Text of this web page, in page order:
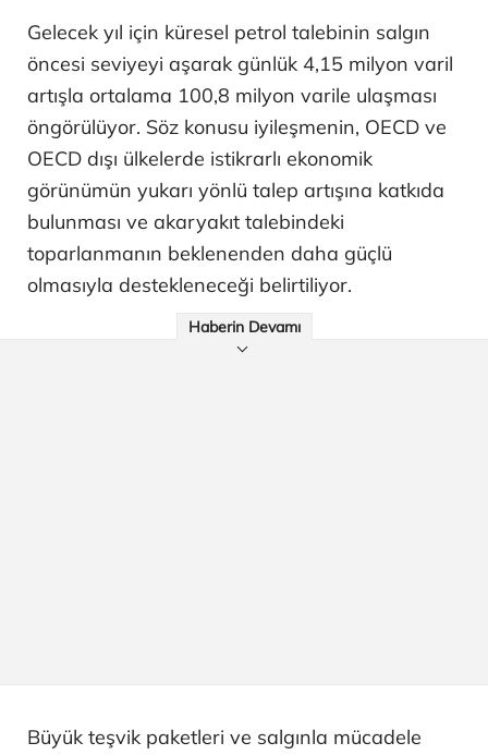
Gelecek yıl için küresel petrol talebinin salgın
öncesi seviyeyi aşarak günlük 4,15 milyon varil
artışla ortalama 100,8 milyon varile ulaşması
öngörülüyor. Söz konusu iyileşmenin, OECD ve
OECD dışı ülkelerde istikrarlı ekonomik
görünümün yukarı yönlü talep artışına katkıda
bulunması ve akaryakıt talebindeki
toparlanmanın beklenenden daha güçlü
olmasıyla destekleneceği belirtiliyor.
Haberin Devamı
Büyük teşvik paketleri ve salgınla mücadele